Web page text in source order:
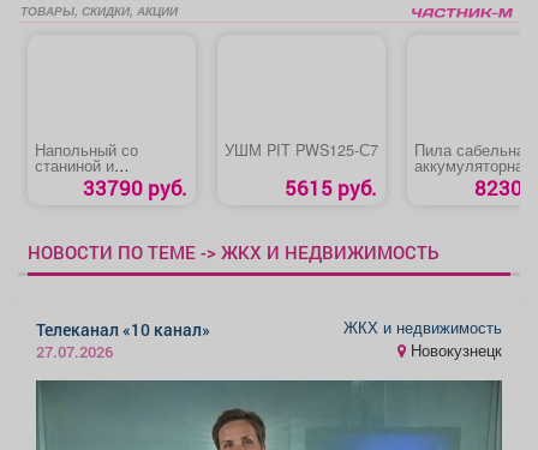
ТОВАРЫ, СКИДКИ, АКЦИИ
Напольный со
станиной и
удлинением
распиловочный
33790 руб.
УШМ PIT PWS125-С7
5615 руб.
Пила сабельная
аккумуляторная
ЗУБР «СПЛ-
8230
НОВОСТИ ПО ТЕМЕ -> ЖКХ И НЕДВИЖИМОСТЬ
Телеканал «10 канал»
27.07.2026
ЖКХ и недвижимость
Новокузнецк